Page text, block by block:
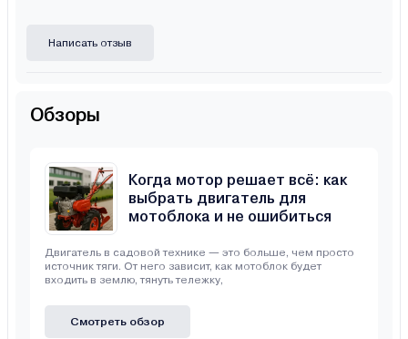
Написать отзыв
Обзоры
Когда мотор решает всё: как
выбрать двигатель для
мотоблока и не ошибиться
Двигатель в садовой технике — это больше, чем просто
источник тяги. От него зависит, как мотоблок будет
входить в землю, тянуть тележку,
Смотреть обзор